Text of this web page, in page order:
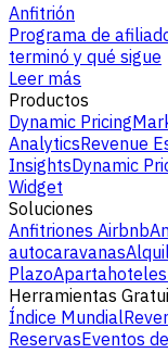
Anfitrión
Programa de
terminó y qué sigue
Leer más
Productos
Dynamic Pricing
AnalyticsRevenue
InsightsDynamic
Widget
Soluciones
Anfitriones Airbnb
autocaravanas
PlazoApartahoteles
Herramientas
Índice Mundial
ReservasEventos